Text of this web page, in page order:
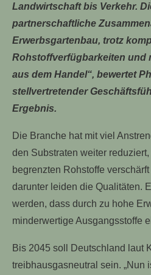
Landwirtschaft bis Verkehr.
partnerschaftliche
Erwerbsgartenbau, trotz
Rohstoffverfügbarkeiten und
aus dem Handel“, bewertet
stellvertretender
Ergebnis.
Die Branche hat mit viel
den Substraten weiter
begrenzten Rohstoffe
darunter leiden die Qualitäten.
werden, dass durch zu hohe
minderwertige Ausgangsstoffe
Bis 2045 soll Deutschland laut
treibhausgasneutral sein. „Nun